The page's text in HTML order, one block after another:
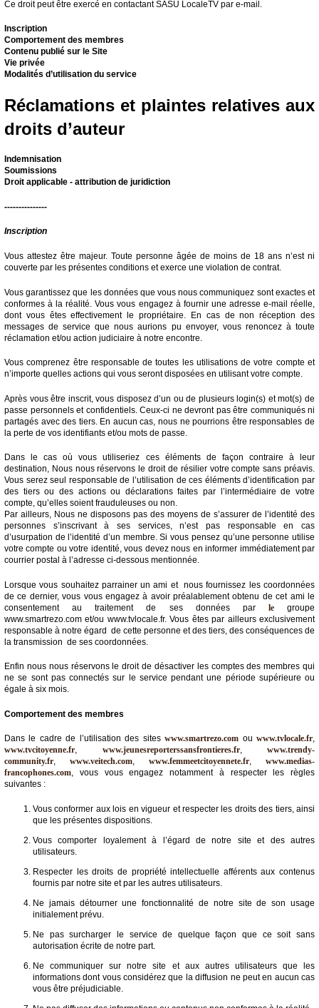
Ce droit peut être exercé en contactant SASU LocaleTV par e-mail.
Inscription
Comportement des membres
Contenu publié sur le Site
Vie privée
Modalités d’utilisation du service
Réclamations et plaintes relatives aux
droits d’auteur
Indemnisation
Soumissions
Droit applicable - attribution de juridiction
---------------
Inscription
Vous attestez être majeur. Toute personne âgée de moins de 18 ans n’est ni
couverte par les présentes conditions et exerce une violation de contrat.
Vous garantissez que les données que vous nous communiquez sont exactes et
conformes à la réalité. Vous vous engagez à fournir une adresse e-mail réelle,
dont vous êtes effectivement le propriétaire. En cas de non réception des
messages de service que nous aurions pu envoyer, vous renoncez à toute
réclamation et/ou action judiciaire à notre encontre.
Vous comprenez être responsable de toutes les utilisations de votre compte et
n’importe quelles actions qui vous seront disposées en utilisant votre compte.
Après vous être inscrit, vous disposez d’un ou de plusieurs login(s) et mot(s) de
passe personnels et confidentiels. Ceux-ci ne devront pas être communiqués ni
partagés avec des tiers. En aucun cas, nous ne pourrions être responsables de
la perte de vos identifiants et/ou mots de passe.
Dans le cas où vous utiliseriez ces éléments de façon contraire à leur
destination, Nous nous réservons le droit de résilier votre compte sans préavis.
Vous serez seul responsable de l’utilisation de ces éléments d’identification par
des tiers ou des actions ou déclarations faites par l’intermédiaire de votre
compte, qu’elles soient frauduleuses ou non.
Par ailleurs, Nous ne disposons pas des moyens de s’assurer de l’identité des
personnes s’inscrivant à ses services, n’est pas responsable en cas
d’usurpation de l’identité d’un membre. Si vous pensez qu’une personne utilise
votre compte ou votre identité, vous devez nous en informer immédiatement par
courrier postal à l’adresse ci-dessous mentionnée.
Lorsque vous souhaitez parrainer un ami et nous fournissez les coordonnées
de ce dernier, vous vous engagez à avoir préalablement obtenu de cet ami le
consentement au traitement de ses données par legroupe
www.smartrezo.com et/ou www.tvlocale.fr. Vous êtes par ailleurs exclusivement
responsable à notre égard de cette personne et des tiers, des conséquences de
la transmission de ses coordonnées.
Enfin nous nous réservons le droit de désactiver les comptes des membres qui
ne se sont pas connectés sur le service pendant une période supérieure ou
égale à six mois.
Comportement des membres
Dans le cadre de l’utilisation des siteswww.smartrezo.com ouwww.tvlocale.fr,
www.tvcitoyenne.fr, www.jeunesreporterssansfrontieres.fr, www.trendy-
community.fr, www.veitech.com, www.femmeetcitoyennete.fr, www.medias-
francophones.com, vous vous engagez notamment à respecter les règles
suivantes :
Vous conformer aux lois en vigueur et respecter les droits des tiers, ainsi
que les présentes dispositions.
Vous comporter loyalement à l’égard de notre site et des autres
utilisateurs.
Respecter les droits de propriété intellectuelle afférents aux contenus
fournis par notre site et par les autres utilisateurs.
Ne jamais détourner une fonctionnalité de notre site de son usage
initialement prévu.
Ne pas surcharger le service de quelque façon que ce soit sans
autorisation écrite de notre part.
Ne communiquer sur notre site et aux autres utilisateurs que les
informations dont vous considérez que la diffusion ne peut en aucun cas
vous être préjudiciable.